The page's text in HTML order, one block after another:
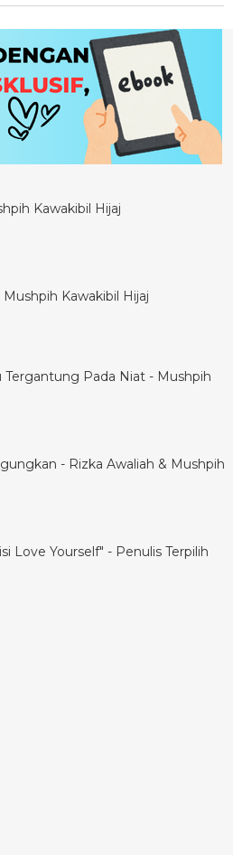
Kawakibil Hijaj
Kawakibil Hijaj
Tergantung Pada Niat - Mushpih
- Rizka Awaliah & Mushpih
Love Yourself" - Penulis Terpilih